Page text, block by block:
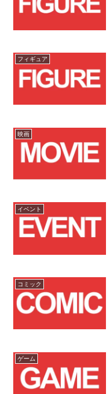
フィギュア
映画
イベント
コミック
ゲーム